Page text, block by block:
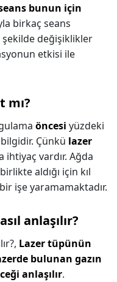
bunun için
birkaç seans
değişiklikler
etkisi ile
mı?
öncesi yüzdeki
Çünkü lazer
vardır. Ağda
aldığı için kıl
işe yaramamaktadır.
anlaşılır?
Lazer tüpünün
bulunan gazın
anlaşılır.